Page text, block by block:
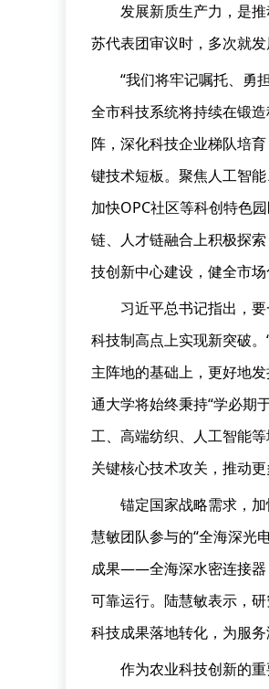
发展新质生产力，是
苏代表团审议时，多次就
“我们将牢记嘱托、勇
全市科技系统将持续在锻
阵，深化科技企业梯队培
键技术短板。聚焦人工智
加快OPC社区等科创特色
链、人才链融合上积极探
技创新中心建设，健全市
习近平总书记指出，
科技制高点上实现新突破
主阵地的基础上，更好地
通大学将始终秉持“学必期
工、高端纺织、人工智能
关键核心技术攻关，推动
锚定国家战略需求，
慧敏团队参与的“全海深光
成果——全海深水密连接器
可靠运行。陆慧敏表示，
科技成果落地转化，为服
作为农业科技创新的